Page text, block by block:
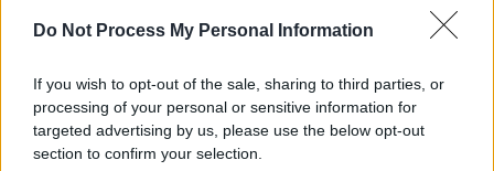
Do Not Process My Personal Information
If you wish to opt-out of the sale, sharing to third parties, or
processing of your personal or sensitive information for
targeted advertising by us, please use the below opt-out
section to confirm your selection.